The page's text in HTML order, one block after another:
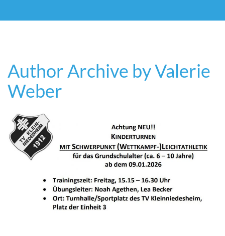
Author Archive by Valerie
Weber